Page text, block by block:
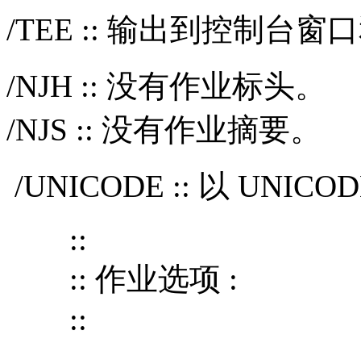
/TEE :: 输出到控制台窗
/NJH :: 没有作业标头。
/NJS :: 没有作业摘要。
/UNICODE :: 以
::
:: 作业选项 :
::